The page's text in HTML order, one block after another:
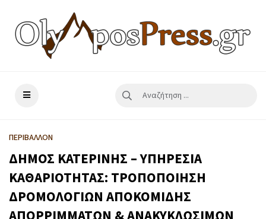
ΠΕΡΙΒΑΛΛΟΝ
ΔΗΜΟΣ ΚΑΤΕΡΙΝΗΣ – ΥΠΗΡΕΣΙΑ
ΚΑΘΑΡΙΟΤΗΤΑΣ: ΤΡΟΠΟΠΟΙΗΣΗ
ΔΡΟΜΟΛΟΓΙΩΝ ΑΠΟΚΟΜΙΔΗΣ